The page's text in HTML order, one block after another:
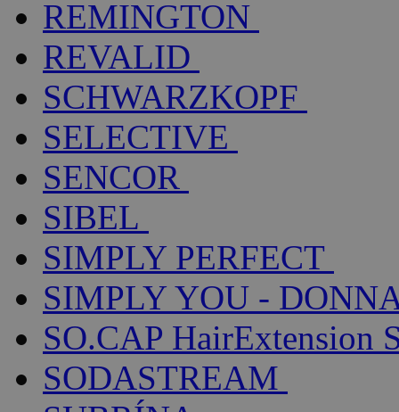
REMINGTON
REVALID
SCHWARZKOPF
SELECTIVE
SENCOR
SIBEL
SIMPLY PERFECT
SIMPLY YOU -
SO.CAP HairExtension
SODASTREAM